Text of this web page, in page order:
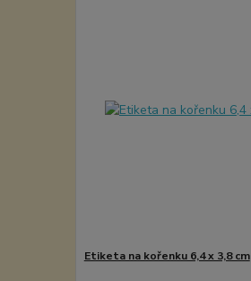
Etiketa na kořenku 6,4 x 3,8 cm